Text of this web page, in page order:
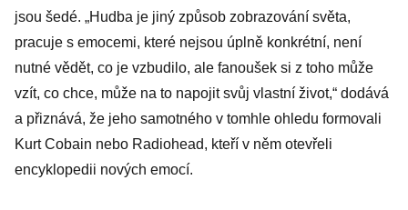
jsou šedé. „Hudba je jiný způsob zobrazování světa,
pracuje s emocemi, které nejsou úplně konkrétní, není
nutné vědět, co je vzbudilo, ale fanoušek si z toho může
vzít, co chce, může na to napojit svůj vlastní život,“ dodává
a přiznává, že jeho samotného v tomhle ohledu formovali
Kurt Cobain nebo Radiohead, kteří v něm otevřeli
encyklopedii nových emocí.